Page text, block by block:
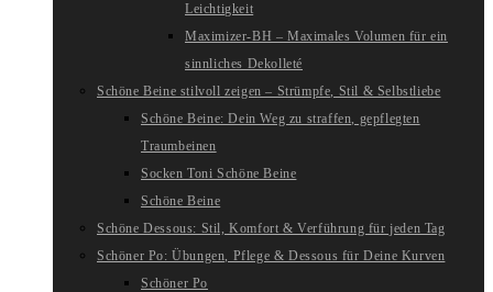
Leichtigkeit
Maximizer-BH – Maximales Volumen für ein
sinnliches Dekolleté
Schöne Beine stilvoll zeigen – Strümpfe, Stil & Selbstliebe
Schöne Beine: Dein Weg zu straffen, gepflegten
Traumbeinen
Socken Toni Schöne Beine
Schöne Beine
Schöne Dessous: Stil, Komfort & Verführung für jeden Tag
Schöner Po: Übungen, Pflege & Dessous für Deine Kurven
Schöner Po